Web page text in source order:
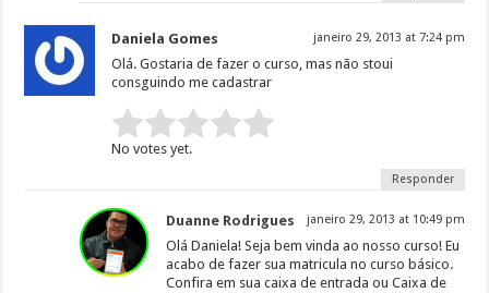
Daniela Gomes janeiro 29, 2013 at 7:24 pm
Olá. Gostaria de fazer o curso, mas não stoui
consguindo me cadastrar
Rate this item:
Submit Rating
No votes yet.
Responder
Duanne Rodrigues janeiro 29, 2013 at 10:49 pm
Olá Daniela! Seja bem vinda ao nosso curso! Eu
acabo de fazer sua matricula no curso básico.
Confira em sua caixa de entrada ou Caixa de